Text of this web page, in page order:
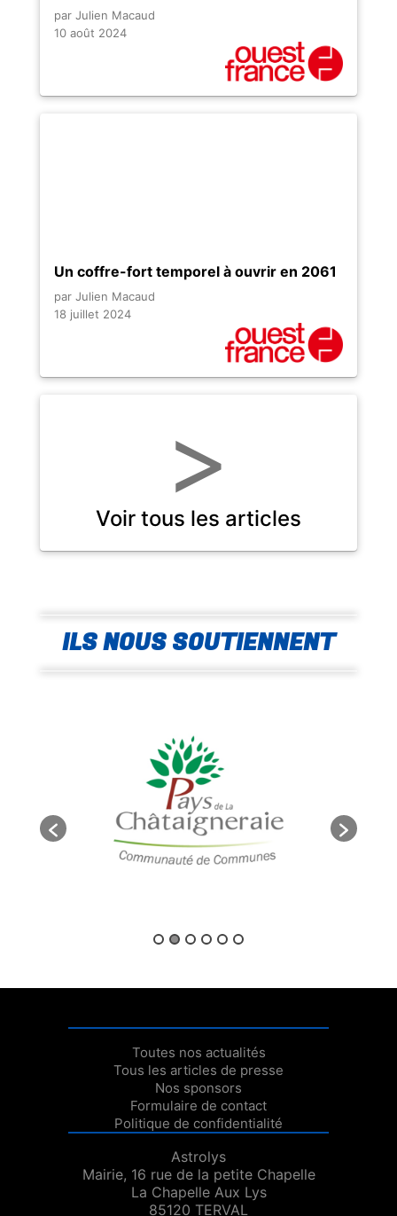
par Julien Macaud
10 août 2024
Un coffre-fort temporel à ouvrir en 2061
par Julien Macaud
18 juillet 2024
>
Voir tous les articles
ILS NOUS SOUTIENNENT
Toutes nos actualités
Tous les articles de presse
Nos sponsors
Formulaire de contact
Politique de confidentialité
Astrolys
Mairie, 16 rue de la petite Chapelle
La Chapelle Aux Lys
85120 TERVAL